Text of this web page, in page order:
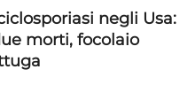
negli Usa:
morti, focolaio